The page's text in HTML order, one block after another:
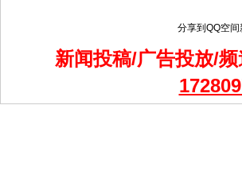
分享到 QQ空间
新闻投稿/广告投放/